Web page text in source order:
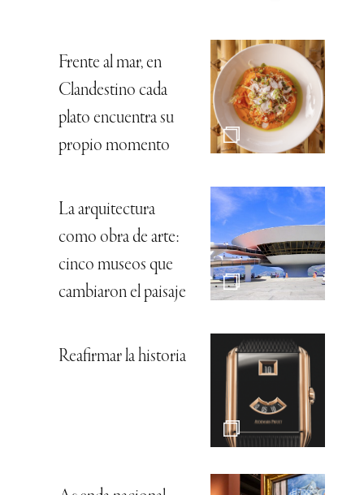
Frente al mar, en
Clandestino cada
plato encuentra su
propio momento
La arquitectura
como obra de arte:
cinco museos que
cambiaron el paisaje
Reafirmar la historia